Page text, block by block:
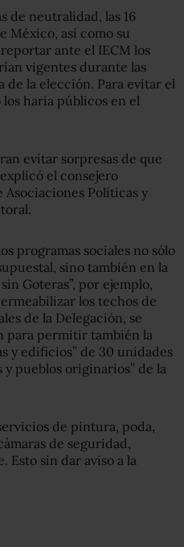
de neutralidad, las 16
México, así como su
ante el IECM los
vigentes durante las
de la elección. Para evitar el
haría públicos en el
evitar sorpresas de que
el consejero
Políticas y
programas sociales no sólo
sino también en la
Goteras”, por ejemplo,
los techos de
de la Delegación, se
para permitir también la
y edificios” de 30 unidades
y pueblos originarios” de la
de pintura, poda,
de seguridad,
Esto sin dar aviso a la